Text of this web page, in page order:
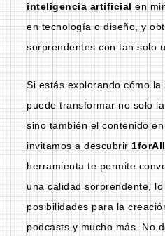
inteligencia artificial en
en tecnología o diseño, y
sorprendentes con tan solo
Si estás explorando cómo
puede transformar no solo
sino también el contenido
invitamos a descubrir
herramienta te permite
una calidad sorprendente,
posibilidades para la
podcasts y mucho más. No